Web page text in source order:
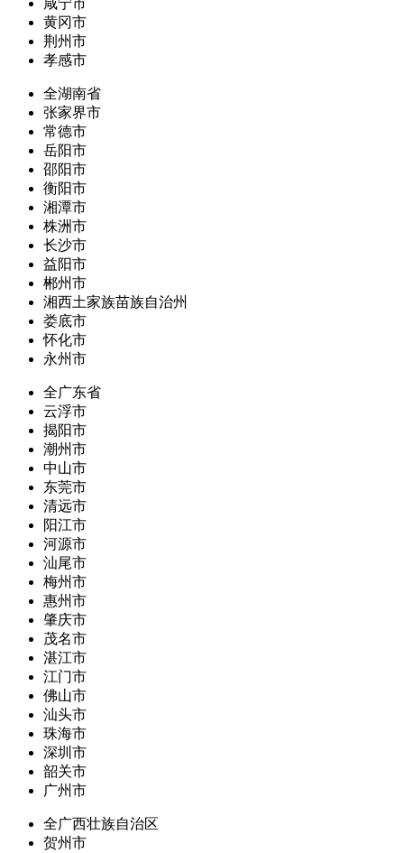
咸宁市
黄冈市
荆州市
孝感市
全湖南省
张家界市
常德市
岳阳市
邵阳市
衡阳市
湘潭市
株洲市
长沙市
益阳市
郴州市
湘西土家族苗族自治州
娄底市
怀化市
永州市
全广东省
云浮市
揭阳市
潮州市
中山市
东莞市
清远市
阳江市
河源市
汕尾市
梅州市
惠州市
肇庆市
茂名市
湛江市
江门市
佛山市
汕头市
珠海市
深圳市
韶关市
广州市
全广西壮族自治区
贺州市